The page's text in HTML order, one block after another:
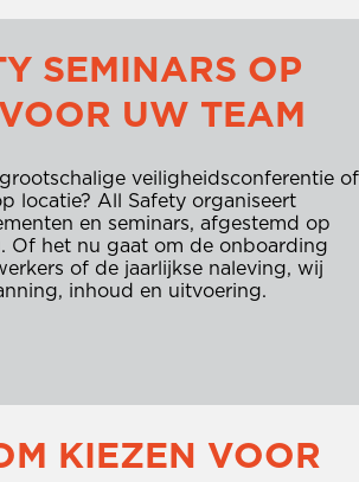
SEMINARS OP
UW TEAM
veiligheidsconferentie of
locatie? All Safety organiseert
en seminars, afgestemd op
Of het nu gaat om de onboarding
of de jaarlijkse naleving, wij
inhoud en uitvoering.
KIEZEN VOOR